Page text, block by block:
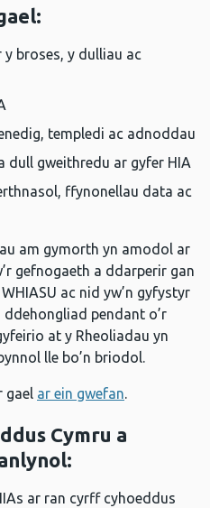
broses, y dulliau ac
templedi ac adnoddau
dull gweithredu ar gyfer HIA
ffynonellau data ac
am gymorth yn amodol ar
gefnogaeth a ddarperir gan
ac nid yw’n gyfystyr
pendant o’r
at y Rheoliadau yn
lle bo’n briodol.
gael ar ein gwefan.
Cymru a
ar ran cyrff cyhoeddus